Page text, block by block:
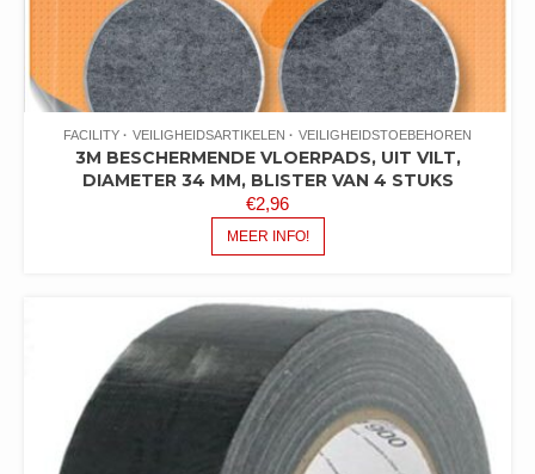
FACILITY VEILIGHEIDSARTIKELEN VEILIGHEIDSTOEBEHOREN
3M BESCHERMENDE VLOERPADS, UIT VILT,
DIAMETER 34 MM, BLISTER VAN 4 STUKS
€2,96
MEER INFO!